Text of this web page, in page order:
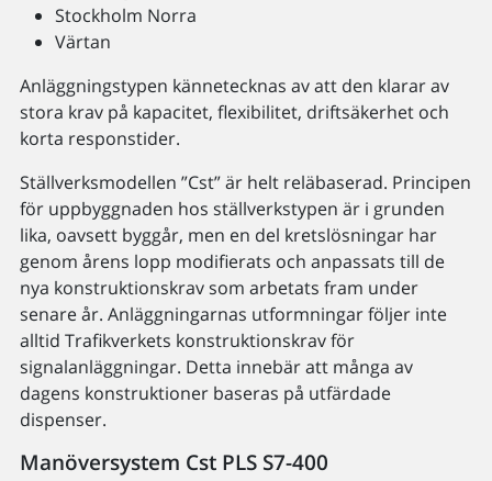
Stockholm Norra
Värtan
Anläggningstypen kännetecknas av att den klarar av
stora krav på kapacitet, flexibilitet, driftsäkerhet och
korta responstider.
Ställverksmodellen ”Cst” är helt reläbaserad. Principen
för uppbyggnaden hos ställverkstypen är i grunden
lika, oavsett byggår, men en del kretslösningar har
genom årens lopp modifierats och anpassats till de
nya konstruktionskrav som arbetats fram under
senare år. Anläggningarnas utformningar följer inte
alltid Trafikverkets konstruktionskrav för
signalanläggningar. Detta innebär att många av
dagens konstruktioner baseras på utfärdade
dispenser.
Manöversystem Cst PLS S7-400